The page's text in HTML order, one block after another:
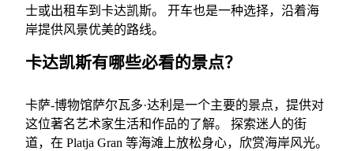
士或出租车到卡达凯斯。 开车也是一种选择，沿着海
岸提供风景优美的路线。
卡达凯斯有哪些必看的景点？
卡萨-博物馆萨尔瓦多·达利是一个主要的景点，提供对
这位著名艺术家生活和作品的了解。 探索迷人的街
道，在 Platja Gran 等海滩上放松身心，欣赏海岸风光。